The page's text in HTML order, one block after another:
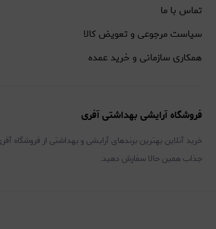
تماس با ما
سیاست مرجوعی و تعویض کالا
همکاری سازمانی و خرید عمده
فروشگاه آرایشی بهداشتی آفری
خرید آنلاین بهترین برندهای آرایشی و بهداشتی از فروشگاه
جذاب همین حالا سفارش دهید.